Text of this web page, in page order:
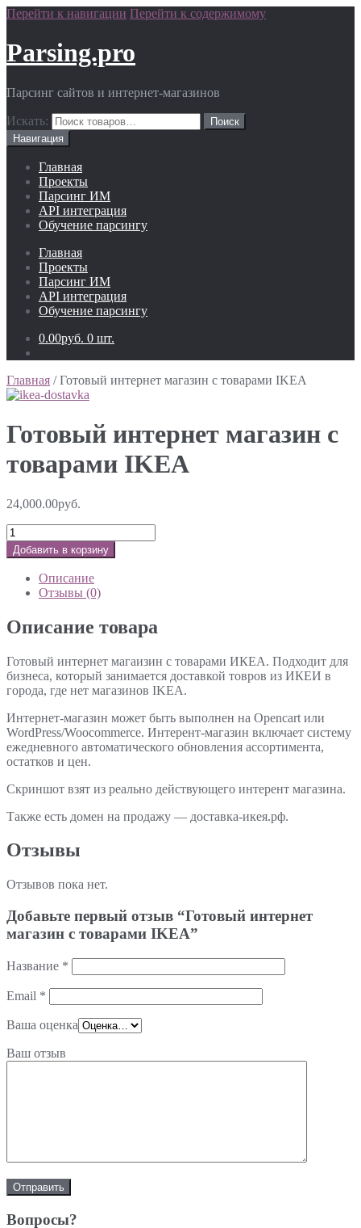
Перейти к навигации Перейти к содержимому
Parsing.pro
Парсинг сайтов и интернет-магазинов
Искать:
Навигация
Главная
Проекты
Парсинг ИМ
API интеграция
Обучение парсингу
Главная
Проекты
Парсинг ИМ
API интеграция
Обучение парсингу
0.00руб. 0 шт.
Главная / Готовый интернет магазин с товарами IKEA
Готовый интернет магазин с
товарами IKEA
24,000.00руб.
Добавить в корзину
Описание
Отзывы (0)
Описание товара
Готовый интернет магаизин с товарами ИКЕА. Подходит для
бизнеса, который занимается доставкой товров из ИКЕИ в
города, где нет магазинов IKEA.
Интернет-магазин может быть выполнен на Opencart или
WordPress/Woocommerce. Интерент-магазин включает систему
ежедневного автоматического обновления ассортимента,
остатков и цен.
Скриншот взят из реально действующего интерент магазина.
Также есть домен на продажу — доставка-икея.рф.
Отзывы
Отзывов пока нет.
Добавьте первый отзыв “Готовый интернет
магазин с товарами IKEA”
Название *
Email *
Ваша оценка
Ваш отзыв
Вопросы?